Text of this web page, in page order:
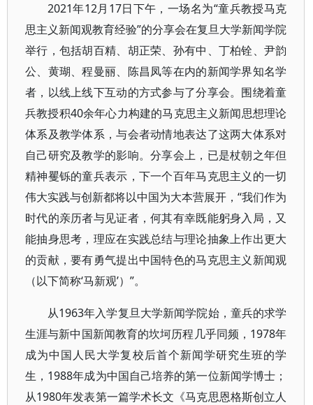
2021年12月17日下午，一场名为“童兵教授马克
思主义新闻观教育经验”的分享会在复旦大学新闻学院
举行，包括胡百精、胡正荣、孙有中、丁柏铨、尹韵
公、黄瑚、程曼丽、陈昌凤等在内的新闻学界知名学
者，以线上线下互动的方式参与了分享会。围绕着童
兵教授积40余年心力构建的马克思主义新闻思想理论
体系及教学体系，与会者动情地表达了这两大体系对
自己研究及教学的影响。分享会上，已是杖朝之年但
精神矍铄的童兵表示，下一个百年马克思主义的一切
伟大实践与创新都将以中国为大本营展开，“我们作为
时代的亲历者与见证者，何其有幸既能躬身入局，又
能抽身思考，理应在实践总结与理论抽象上作出更大
的贡献，要有勇气提出中国特色的马克思主义新闻观
（以下简称‘马新观’）”。
从1963年入学复旦大学新闻学院始，童兵的求学
生涯与新中国新闻教育的坎坷历程几乎同频，1978年
成为中国人民大学复校后首个新闻学研究生班的学
生，1988年成为中国自己培养的第一位新闻学博士；
从1980年发表第一篇学术长文《马克思恩格斯创立人